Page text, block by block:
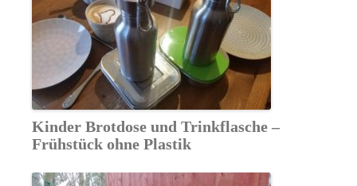
Kinder Brotdose und Trinkflasche –
Frühstück ohne Plastik